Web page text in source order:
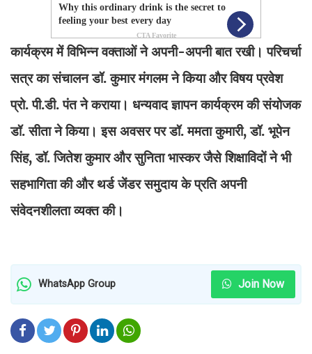
कार्यक्रम में विभिन्न वक्ताओं ने अपनी-अपनी बात रखी। परिचर्चा
सत्र का संचालन डॉ. कुमार मंगलम ने किया और विषय प्रवेश
प्रो. पी.डी. पंत ने कराया। धन्यवाद ज्ञापन कार्यक्रम की संयोजक
डॉ. सीता ने किया। इस अवसर पर डॉ. ममता कुमारी, डॉ. भूपेन
सिंह, डॉ. जितेश कुमार और सुनिता भास्कर जैसे शिक्षाविदों ने भी
सहभागिता की और थर्ड जेंडर समुदाय के प्रति अपनी
संवेदनशीलता व्यक्त की।
WhatsApp Group Join Now